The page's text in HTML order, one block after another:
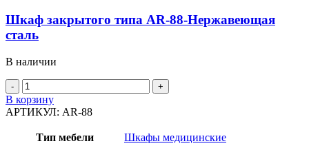
Шкаф закрытого типа AR-88-Нержавеющая
сталь
В наличии
Количество
товара
Шкаф
типа
В корзину
АРТИКУЛ: AR-88
Тип мебели Шкафы медицинские